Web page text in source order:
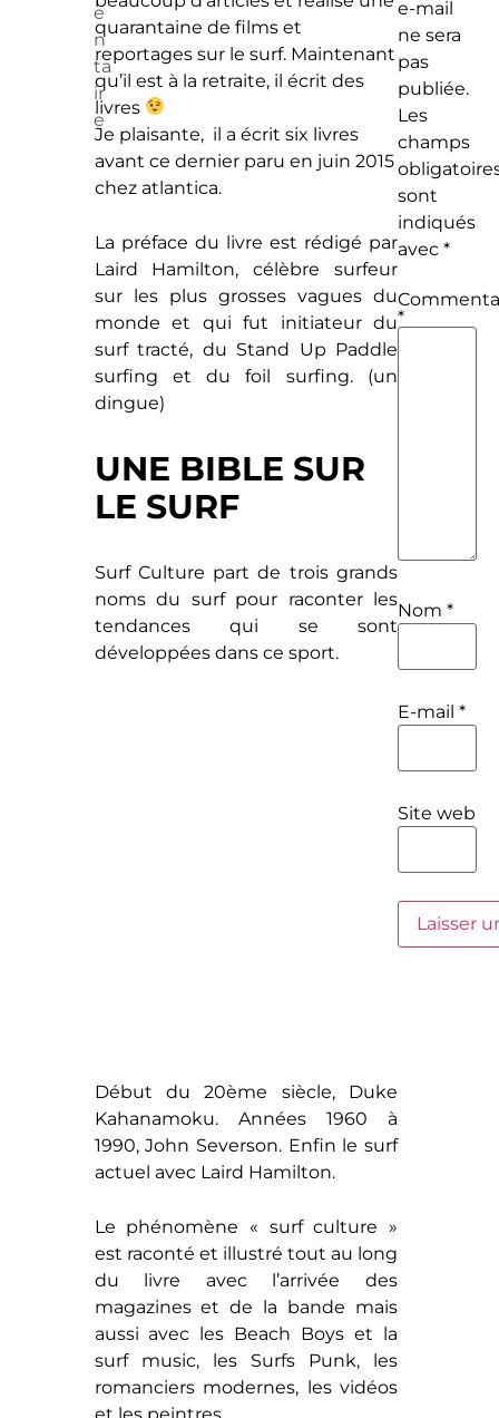
e
n
ta
ir
e
quarantaine de films et
reportages sur le surf. Maintenant
qu’il est à la retraite, il écrit des
livres
Je plaisante, il a écrit six livres
avant ce dernier paru en juin 2015
chez atlantica.
La préface du livre est rédigé par
Laird Hamilton, célèbre surfeur
sur les plus grosses vagues du
monde et qui fut initiateur du
surf tracté, du Stand Up Paddle
surfing et du foil surfing. (un
dingue)
UNE BIBLE SUR
LE SURF
Surf Culture part de trois grands
noms du surf pour raconter les
tendances qui se sont
développées dans ce sport.
Début du 20ème siècle, Duke
Kahanamoku. Années 1960 à
1990, John Severson. Enfin le surf
actuel avec Laird Hamilton.
Le phénomène « surf culture »
est raconté et illustré tout au long
du livre avec l’arrivée des
magazines et de la bande mais
aussi avec les Beach Boys et la
surf music, les Surfs Punk, les
romanciers modernes, les vidéos
e-mail
ne sera
pas
publiée.
Les
champs
sont
indiqués
avec*
*
Nom*
E-mail*
Site web